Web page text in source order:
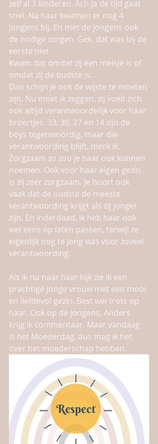
zelf al 3 kinderen. Ach ja de tijd gaat
snel. Na haar kwamen er nog 4
jongens bij. En met de jongens ook
de nodige zorgen. Gek, dat was bij de
eerste niet.
Kwam dat omdat zij een meisje is of
omdat zij de oudste is.
Dan schijn je ook de wijste te moeten
zijn. Nu moet ik zeggen, zij voelt zich
ook altijd verantwoordelijk voor haar
broertjes. 33, 30, 27 en 14 zijn de
boys tegenwoordig, maar die
verantwoording blijft, merk ik.
Zorgzaam zo zou je haar ook kunnen
noemen. Ook voor haar eigen gezin
is zij zeer zorgzaam. Je hoort ook
vaak dat de oudste de meeste
verantwoording krijgt als zij jonger
zijn. En inderdaad, ik heb haar ook
wel eens op laten passen, terwijl ze
eigenlijk nog te jong was voor zoveel
verantwoording.
Als ik nu naar haar kijk zie ik een
prachtige jonge vrouw met een mooi
en liefdevol gezin. Best wel trots op
haar. Ook op de jongens. Anders
krijg ik commentaar. Maar vandaag
is het Moederdag, dus mag ik het
over het moederschap hebben.